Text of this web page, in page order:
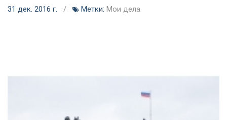
31 дек. 2016 г. / Метки: Мои дела